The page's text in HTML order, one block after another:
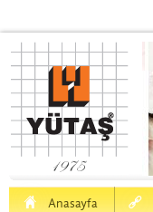
Anasayfa
H a